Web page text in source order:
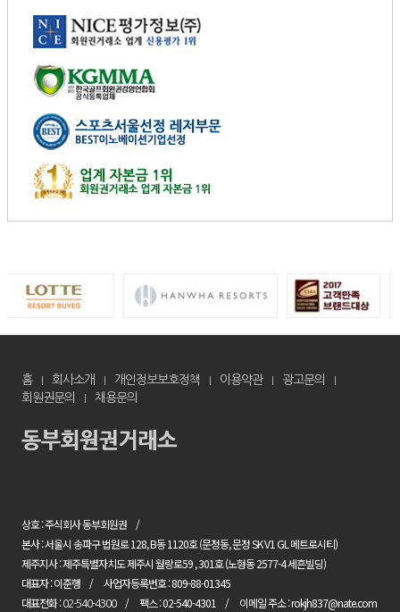
홈 회사소개 개인정보보호정책 이용약관
광고문의
회원권문의
채용문의
상호 : 주식회사 동부회원권
본사 : 서울시 송파구 법원로 128, B동 1120호 (문정동, 문정 SK V1 GL 메트로시티)
제주지사 : 제주특별자치도 제주시 월랑로59 , 301호 (노형동 2577-4 세흔빌딩)
대표자 : 이준행
사업자등록번호 : 809-88-01345
대표전화 :02-540-4300 팩스 : 02-540-4301 이메일 주소 : rokjh837@nate.com